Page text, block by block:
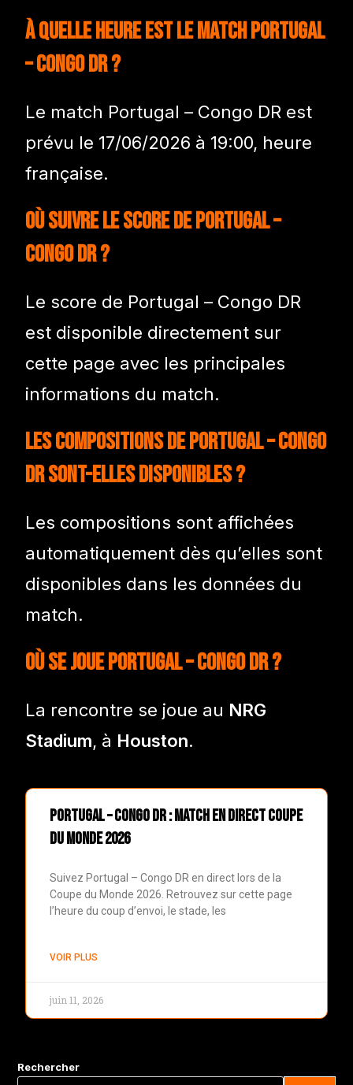
À quelle heure est le match Portugal
– Congo DR ?
Le match Portugal – Congo DR est
prévu le 17/06/2026 à 19:00, heure
française.
Où suivre le score de Portugal –
Congo DR ?
Le score de Portugal – Congo DR
est disponible directement sur
cette page avec les principales
informations du match.
Les compositions de Portugal – Congo
DR sont-elles disponibles ?
Les compositions sont affichées
automatiquement dès qu’elles sont
disponibles dans les données du
match.
Où se joue Portugal – Congo DR ?
La rencontre se joue au NRG
Stadium, à Houston.
Portugal – Congo DR : match en direct Coupe
du Monde 2026
Suivez Portugal – Congo DR en direct lors de la
Coupe du Monde 2026. Retrouvez sur cette page
l’heure du coup d’envoi, le stade, les
VOIR PLUS
juin 11, 2026
Rechercher